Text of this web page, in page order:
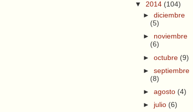
▼ 2014 (104)
►diciembre
(5)
► noviembre
(6)
►octubre (9)
►septiembre
(8)
►agosto (4)
► julio (6)